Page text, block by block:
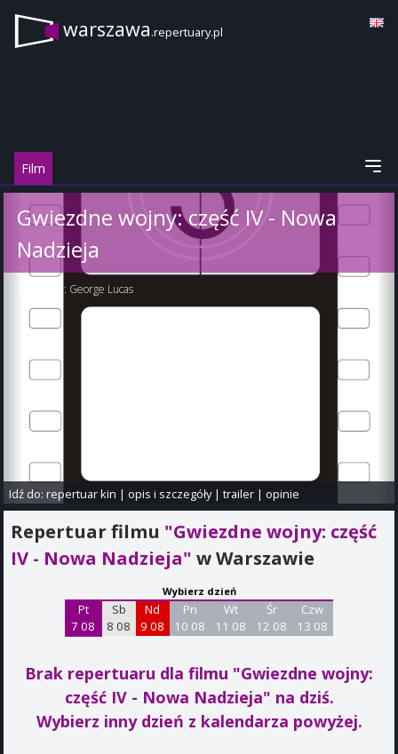
warszawa.repertuary.pl
Film
Gwiezdne wojny: część IV - Nowa
Nadzieja
Reżyseria: George Lucas
Idź do:repertuar kin |opis i szczegóły|trailer |opinie
Repertuar filmu "Gwiezdne wojny: część
IV - Nowa Nadzieja" w Warszawie
Wybierz dzień
Pt
7 08
Sb
8 08
Nd
9 08
Pn
10 08
Wt
11 08
Śr
12 08
Czw
13 08
Brak repertuaru dla filmu "Gwiezdne wojny:
część IV - Nowa Nadzieja" na dziś.
Wybierz inny dzień z kalendarza powyżej.